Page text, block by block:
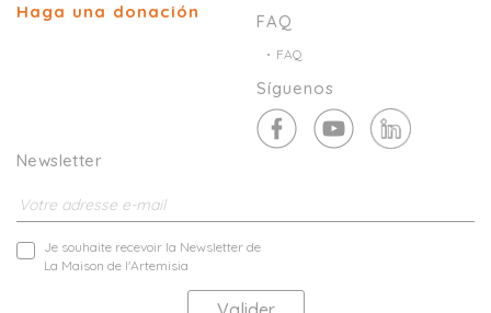
Haga una donación FAQ
FAQ
Síguenos
Newsletter
Je souhaite recevoir la Newsletter de
La Maison de l'Artemisia